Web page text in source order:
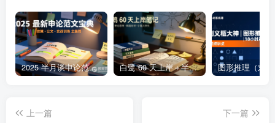
2025 半月谈申论范文宝典 | 236 页高分范文与深度点评，一本掌握公文 +大作文 +核心主题2025 半月谈申论范文宝典：236 页范文 + 实战训练 +高分模板 白鹭 60 天上岸＋半月谈整体笔记集结 | 2024–2025 年申论思维全盘梳理白鹭半月谈申论笔记全集：60天上岸＋大作文＋小题＋解题总结
上一篇
下一篇